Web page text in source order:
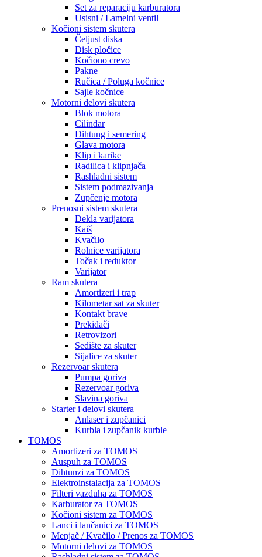
Set za reparaciju karburatora
Usisni / Lamelni ventil
Kočioni sistem skutera
Čeljust diska
Disk pločice
Kočiono crevo
Pakne
Ručica / Poluga kočnice
Sajle kočnice
Motorni delovi skutera
Blok motora
Cilindar
Dihtung i semering
Glava motora
Klip i karike
Radilica i klipnjača
Rashladni sistem
Sistem podmazivanja
Zupčenje motora
Prenosni sistem skutera
Dekla varijatora
Kaiš
Kvačilo
Rolnice varijatora
Točak i reduktor
Varijator
Ram skutera
Amortizeri i trap
Kilometar sat za skuter
Kontakt brave
Prekidači
Retrovizori
Sedište za skuter
Sijalice za skuter
Rezervoar skutera
Pumpa goriva
Rezervoar goriva
Slavina goriva
Starter i delovi skutera
Anlaser i zupčanici
Kurbla i zupčanik kurble
TOMOS
Amortizeri za TOMOS
Auspuh za TOMOS
Dihtunzi za TOMOS
Elektroinstalacija za TOMOS
Filteri vazduha za TOMOS
Karburator za TOMOS
Kočioni sistem za TOMOS
Lanci i lančanici za TOMOS
Menjač / Kvačilo / Prenos za TOMOS
Motorni delovi za TOMOS